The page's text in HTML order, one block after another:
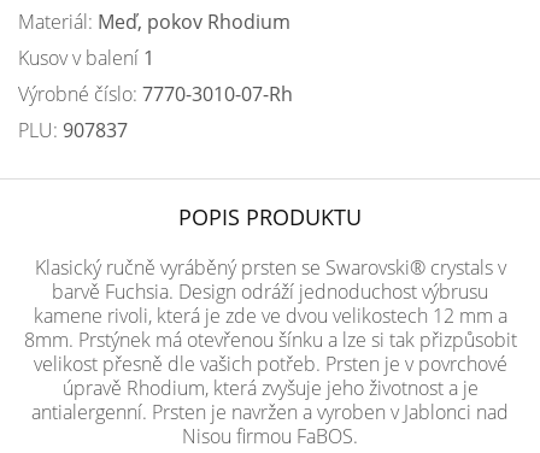
Materiál: Meď, pokov Rhodium
Kusov v balení 1
Výrobné číslo: 7770-3010-07-Rh
PLU: 907837
POPIS PRODUKTU
Klasický ručně vyráběný prsten se Swarovski® crystals v
barvě Fuchsia. Design odráží jednoduchost výbrusu
kamene rivoli, která je zde ve dvou velikostech 12 mm a
8mm. Prstýnek má otevřenou šínku a lze si tak přizpůsobit
velikost přesně dle vašich potřeb. Prsten je v povrchové
úpravě Rhodium, která zvyšuje jeho životnost a je
antialergenní. Prsten je navržen a vyroben v Jablonci nad
Nisou firmou FaBOS.